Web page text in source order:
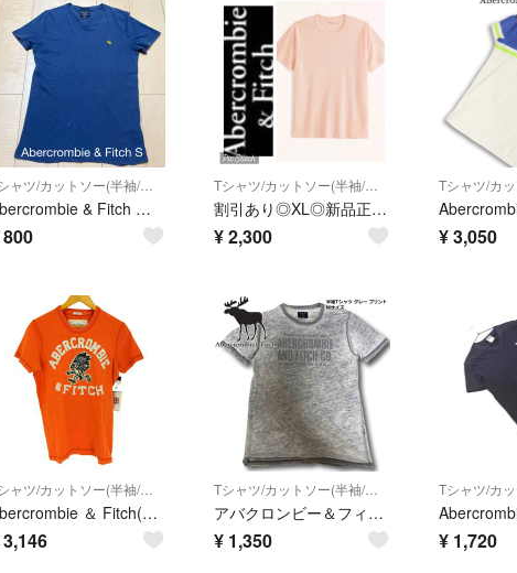
Tシャツ/カットソー(半袖/袖なし)
Abercrombie & Fitch アバクロ Tシャツ ブルー メンズ S
800
Tシャツ/カットソー(半袖/袖なし)
割引あり◎XL◎新品正規品◎アバクロ◎Tシャツ◎送料込
¥2,300 ¥3,050
Tシャツ/カットソー(半袖/袖なし)
Abercrombie ＆ Fitch(アバクロンビーアンドフィッチ) メンズ
3,146
Tシャツ/カットソー(半袖/袖なし)
アバクロンビー＆フィッチ 半袖Tシャツ グレー プリント Mサイズ
¥ 1,350 ¥ 1,720